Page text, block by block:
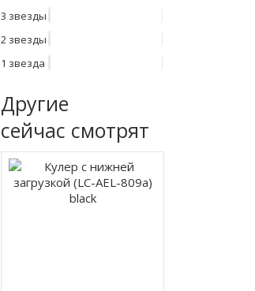
3 звезды
2 звезды
1 звезда
Другие
сейчас смотрят